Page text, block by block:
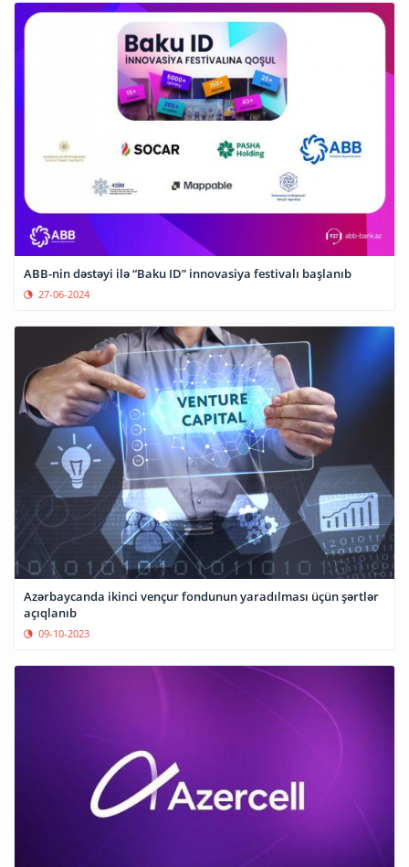
ABB-nin dəstəyi ilə “Baku ID” innovasiya festivalı başlanıb
27-06-2024
Azərbaycanda ikinci vençur fondunun yaradılması üçün şərtlər
açıqlanıb
09-10-2023